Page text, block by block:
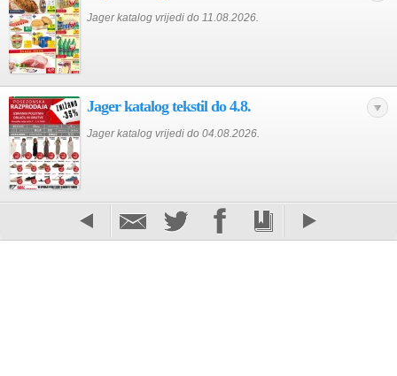
Jager katalog vrijedi do 11.08.2026.
Jager katalog tekstil do 4.8.
Jager katalog vrijedi do 04.08.2026.